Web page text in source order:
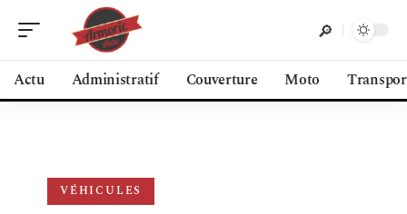
Actu Administratif Couverture Moto
VÉHICULES